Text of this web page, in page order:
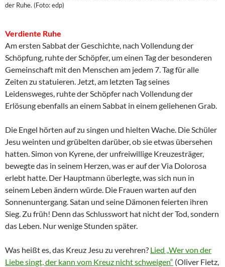
der Ruhe. (Foto: edp)
Verdiente Ruhe
Am ersten Sabbat der Geschichte, nach Vollendung der
Schöpfung, ruhte der Schöpfer, um einen Tag der besonderen
Gemeinschaft mit den Menschen am jedem 7. Tag für alle
Zeiten zu statuieren. Jetzt, am letzten Tag seines
Leidensweges, ruhte der Schöpfer nach Vollendung der
Erlösung ebenfalls an einem Sabbat in einem geliehenen Grab.
Die Engel hörten auf zu singen und hielten Wache. Die Schüler
Jesu weinten und grübelten darüber, ob sie etwas übersehen
hatten. Simon von Kyrene, der unfreiwillige Kreuzesträger,
bewegte das in seinem Herzen, was er auf der Via Dolorosa
erlebt hatte. Der Hauptmann überlegte, was sich nun in
seinem Leben ändern würde. Die Frauen warten auf den
Sonnenuntergang. Satan und seine Dämonen feierten ihren
Sieg. Zu früh! Denn das Schlusswort hat nicht der Tod, sondern
das Leben. Nur wenige Stunden später.
Was heißt es, das Kreuz Jesu zu verehren? Lied „Wer von der
Liebe singt, der kann vom Kreuz nicht schweigen“ (Oliver Fietz,